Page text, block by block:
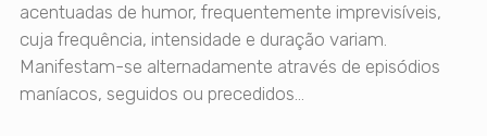
acentuadas de humor, frequentemente imprevisíveis,
cuja frequência, intensidade e duração variam.
Manifestam-se alternadamente através de episódios
maníacos, seguidos ou precedidos…